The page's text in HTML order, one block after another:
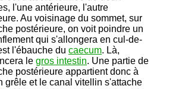
l'une antérieure, l'autre
Au voisinage du sommet, sur
postérieure, on voit poindre un
qui s'allongera en cul-de-
l'ébauche du caecum. Là,
le gros intestin. Une partie de
postérieure appartient donc à
grêle et le canal vitellin s'attache